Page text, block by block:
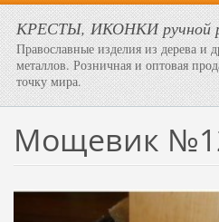
КРЕСТЫ, ИКОНКИ ручной
Православные изделия из дерева и
металлов. Розничная и оптовая
точку мира.
Мощевик